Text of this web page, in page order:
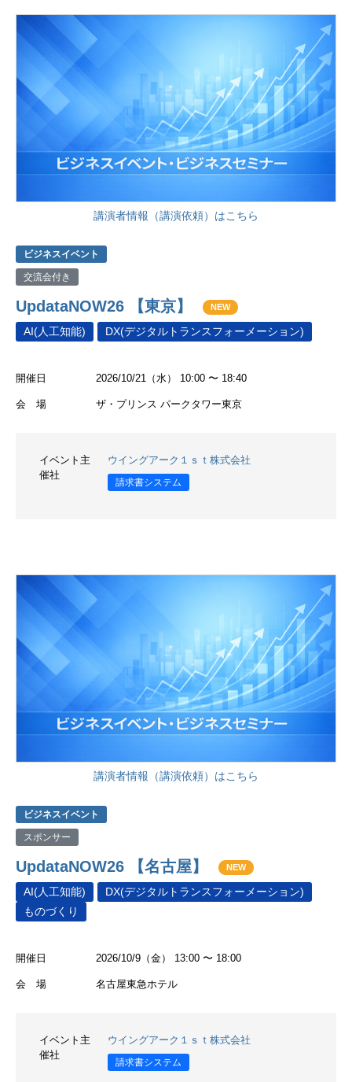
講演者情報（講演依頼）はこちら
ビジネスイベント
交流会付き
UpdataNOW26 【東京】 NEW
AI(人工知能) DX(デジタルトランスフォーメーション)
開催日 2026/10/21（水） 10:00 〜 18:40
会 場 ザ・プリンス パークタワー東京
イベント主
催社
ウイングアーク１ｓｔ株式会社
請求書システム
講演者情報（講演依頼）はこちら
ビジネスイベント
スポンサー
UpdataNOW26 【名古屋】 NEW
AI(人工知能)
DX(デジタルトランスフォーメーション)
ものづくり
開催日 2026/10/9（金） 13:00 〜 18:00
会 場 名古屋東急ホテル
イベント主
催社
ウイングアーク１ｓｔ株式会社
請求書システム